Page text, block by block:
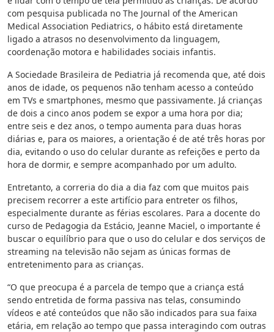
com pesquisa publicada no The Journal of the American
Medical Association Pediatrics, o hábito está diretamente
ligado a atrasos no desenvolvimento da linguagem,
coordenação motora e habilidades sociais infantis.
A Sociedade Brasileira de Pediatria já recomenda que, até dois
anos de idade, os pequenos não tenham acesso a conteúdo
em TVs e smartphones, mesmo que passivamente. Já crianças
de dois a cinco anos podem se expor a uma hora por dia;
entre seis e dez anos, o tempo aumenta para duas horas
diárias e, para os maiores, a orientação é de até três horas por
dia, evitando o uso do celular durante as refeições e perto da
hora de dormir, e sempre acompanhado por um adulto.
Entretanto, a correria do dia a dia faz com que muitos pais
precisem recorrer a este artifício para entreter os filhos,
especialmente durante as férias escolares. Para a docente do
curso de Pedagogia da Estácio, Jeanne Maciel, o importante é
buscar o equilíbrio para que o uso do celular e dos serviços de
streaming na televisão não sejam as únicas formas de
entretenimento para as crianças.
“O que preocupa é a parcela de tempo que a criança está
sendo entretida de forma passiva nas telas, consumindo
vídeos e até conteúdos que não são indicados para sua faixa
etária, em relação ao tempo que passa interagindo com outras